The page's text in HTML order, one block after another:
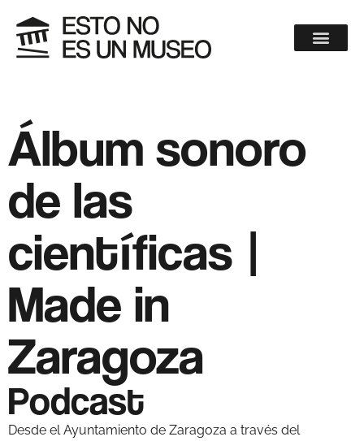
Álbum sonoro
de las
científicas |
Made in
Zaragoza
Podcast
Desde el Ayuntamiento de Zaragoza a través del